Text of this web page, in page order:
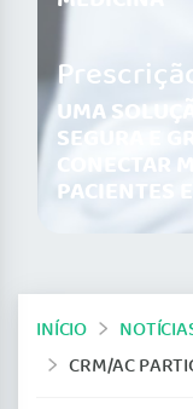
UMA
SEGURA E
CONECTAR
PACIENTES
INÍCIO
CRM/AC PARTICIPA DE SEMINÁRIO SOBRE O